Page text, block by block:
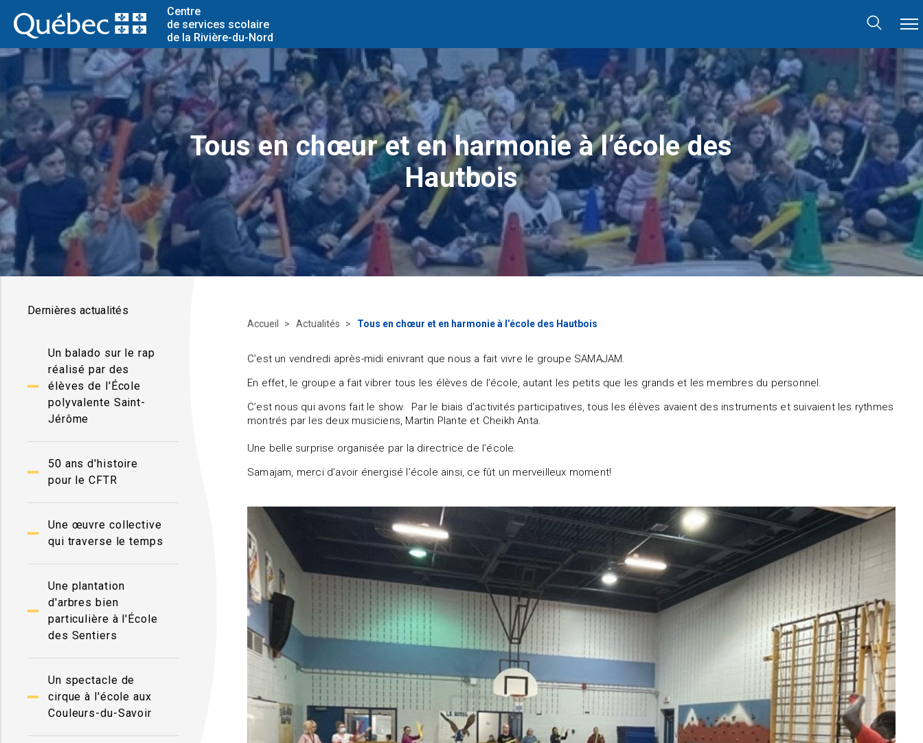
Centre
de services scolaire
de la Rivière-du-Nord
Tous en chœur et en harmonie à l’école des
Hautbois
Dernières actualités
Un balado sur le rap
réalisé par des
élèves de l'École
polyvalente Saint-
Jérôme
50 ans d'histoire
pour le CFTR
Une œuvre collective
qui traverse le temps
Une plantation
d'arbres bien
particulière à l'École
des Sentiers
Un spectacle de
cirque à l'école aux
Couleurs-du-Savoir
Accueil Actualités Tous en chœur et en harmonie à l’école des Hautbois
C’est un vendredi après-midi enivrant que nous a fait vivre le groupe SAMAJAM.
En effet, le groupe a fait vibrer tous les élèves de l’école, autant les petits que les grands et les membres du personnel.
C’est nous qui avons fait le show. Par le biais d’activités participatives, tous les élèves avaient des instruments et suivaient les rythmes
montrés par les deux musiciens, Martin Plante et Cheikh Anta.
Une belle surprise organisée par la directrice de l’école.
Samajam, merci d’avoir énergisé l’école ainsi, ce fût un merveilleux moment!